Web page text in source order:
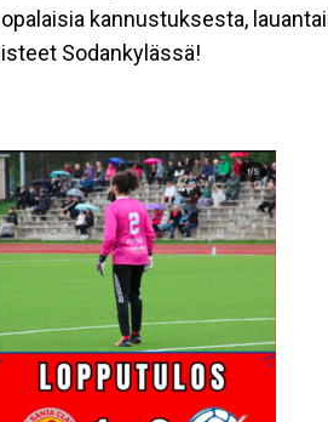
kannustuksesta,
Sodankylässä!